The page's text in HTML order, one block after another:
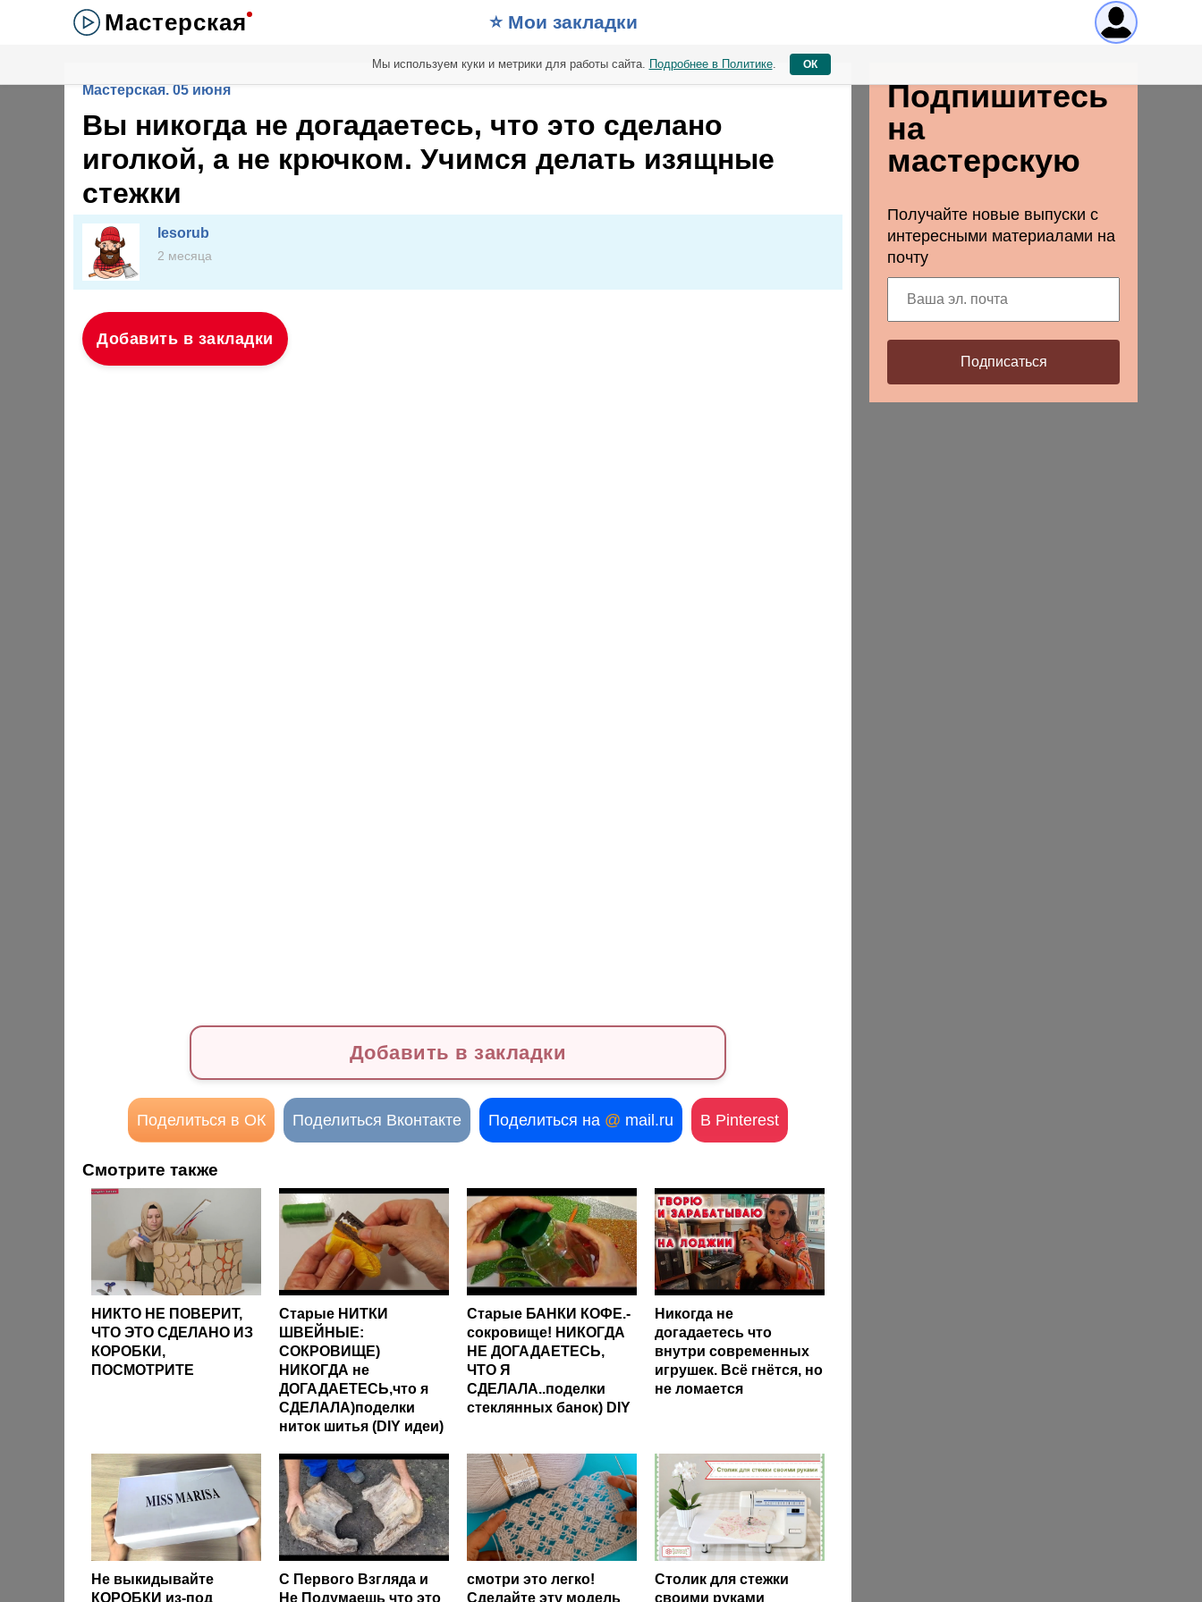
Мастерская ⭐️ Мои закладки
Мастерская. 05 июня
Вы никогда не догадаетесь, что это сделано
иголкой, а не крючком. Учимся делать изящные
стежки
lesorub
2 месяца
Добавить в закладки
Добавить в закладки
Поделиться в ОК Поделиться Вконтакте Поделиться на @ mail.ru В Pinterest
Смотрите также
НИКТО НЕ ПОВЕРИТ,
ЧТО ЭТО СДЕЛАНО ИЗ
КОРОБКИ,
ПОСМОТРИТЕ
Старые НИТКИ
ШВЕЙНЫЕ:
СОКРОВИЩЕ)
НИКОГДА не
ДОГАДАЕТЕСЬ,что я
СДЕЛАЛА)поделки
ниток шитья (DIY идеи)
Старые БАНКИ КОФЕ.-
сокровище! НИКОГДА
НЕ ДОГАДАЕТЕСЬ,
ЧТО Я
СДЕЛАЛА..поделки
стеклянных банок) DIY
Никогда не
догадаетесь что
внутри современных
игрушек. Всё гнётся, но
не ломается
Не выкидывайте
КОРОБКИ из-под
С Первого Взгляда и
Не Подумаешь что это
смотри это легко!
Сделайте эту модель
Столик для стежки
своими руками
Подпишитесь
на
мастерскую
Получайте новые выпуски с
интересными материалами на
почту
Подписаться
Мы используем куки и метрики для работы сайта. Подробнее в Политике. ОК